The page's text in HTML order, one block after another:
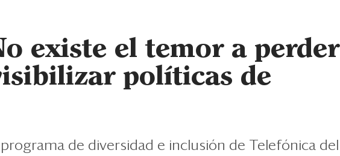
existe el temor a perder
políticas de
de diversidad e inclusión de Telefónica del